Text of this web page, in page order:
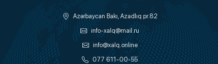
Azərbaycan Bakı, Azadlıq pr.82
info-xalq@mail.ru
info@xalq.online
077 611-00-55